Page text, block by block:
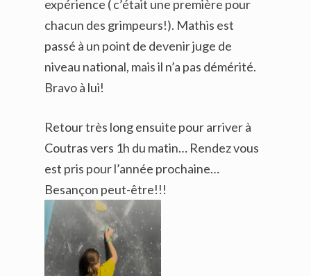
expérience ( c’était une première pour
chacun des grimpeurs!). Mathis est
passé à un point de devenir juge de
niveau national, mais il n’a pas démérité.
Bravo à lui!
Retour très long ensuite pour arriver à
Coutras vers 1h du matin… Rendez vous
est pris pour l’année prochaine…
Besançon peut-être!!!